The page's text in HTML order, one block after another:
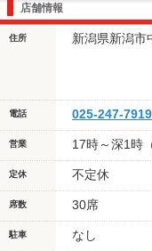
店舗情報
住所 新潟県新潟市
電話 025-247-7919
営業 17時～深1時
定休 不定休
席数 30席
駐車 なし